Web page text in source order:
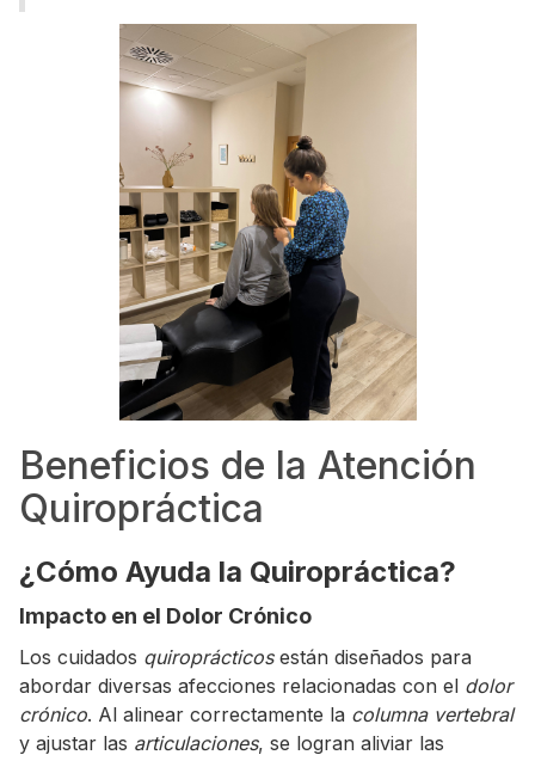
Beneficios de la Atención
Quiropráctica
¿Cómo Ayuda la Quiropráctica?
Impacto en el Dolor Crónico
Los cuidados quiroprácticosestán diseñados para
abordar diversas afecciones relacionadas con el dolor
crónico. Al alinear correctamente la columna vertebral
y ajustar las articulaciones, se logran aliviar las